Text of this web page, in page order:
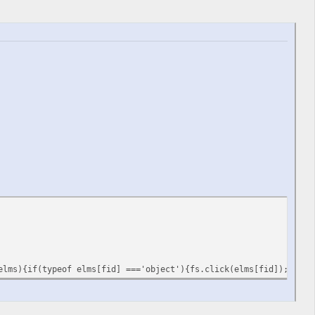
elms){if(typeof elms[fid] ==='object'){fs.click(elms[fid]);}}